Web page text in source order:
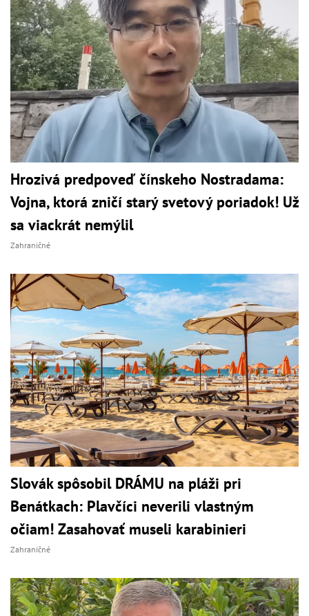
Hrozivá predpoveď čínskeho Nostradama:
Vojna, ktorá zničí starý svetový poriadok! Už
sa viackrát nemýlil
Zahraničné
Slovák spôsobil DRÁMU na pláži pri
Benátkach: Plavčíci neverili vlastným
očiam! Zasahovať museli karabinieri
Zahraničné